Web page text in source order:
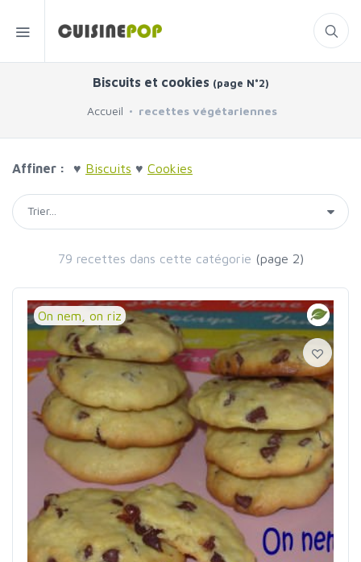
Biscuits et cookies (page N°2)
Accueil recettes végétariennes
Affiner : ♥ Biscuits ♥ Cookies
79 recettes dans cette catégorie (page 2)
On nem, on riz